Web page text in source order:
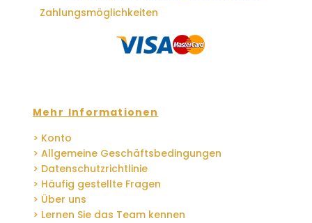
Zahlungsmöglichkeiten
Mehr Informationen
> Konto
> Allgemeine Geschäftsbedingungen
> Datenschutzrichtlinie
> Häufig gestellte Fragen
> Über uns
> Lernen Sie das Team kennen